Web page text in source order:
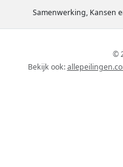
Samenwerking, Kansen
©
Bekijk ook: